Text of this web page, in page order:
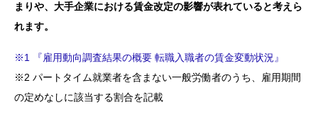
まりや、大手企業における賃金改定の影響が表れていると考えら
れます。
※1 『雇用動向調査結果の概要 転職入職者の賃金変動状況』
※2 パートタイム就業者を含まない一般労働者のうち、雇用期間
の定めなしに該当する割合を記載